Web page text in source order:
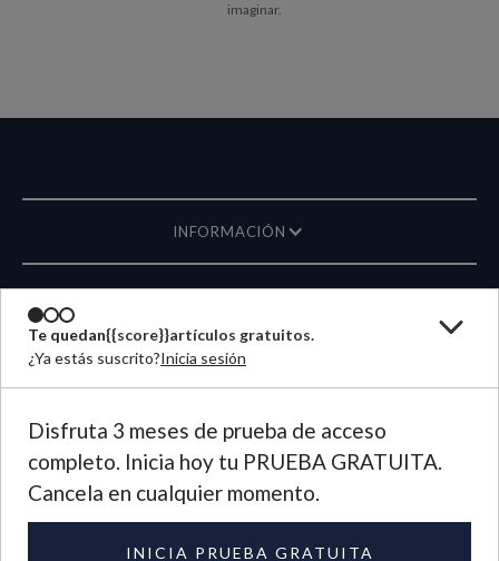
Te quedan{{score}}artículos gratuitos.
¿Ya estás suscrito?Inicia sesión
Disfruta 3 meses de prueba de acceso
completo. Inicia hoy tu PRUEBA GRATUITA.
Cancela en cualquier momento.
INICIA PRUEBA GRATUITA
imaginar.
INFORMACIÓN
ESCRÍBANOS
IDIOMA
© 2026 Plough Publishing House.
Todos los derechos reservados.
Política de privacidad | Términos de uso